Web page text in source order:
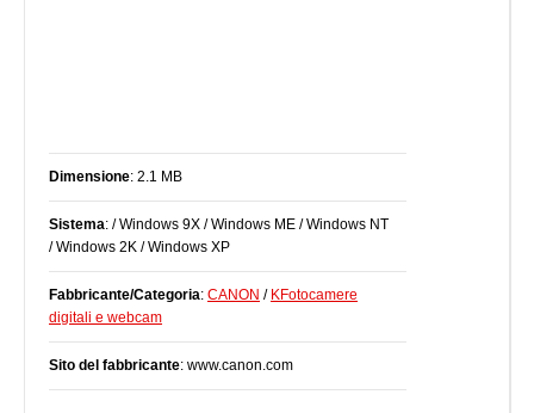
Dimensione: 2.1 MB
Sistema: / Windows 9X / Windows ME / Windows NT
/ Windows 2K / Windows XP
Fabbricante/Categoria: CANON / KFotocamere
digitali e webcam
Sito del fabbricante: www.canon.com